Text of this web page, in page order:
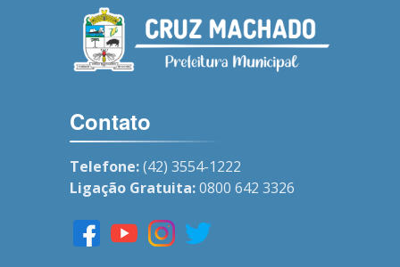
Contato
Telefone:(42) 3554-1222
Ligação Gratuita:0800 642 3326